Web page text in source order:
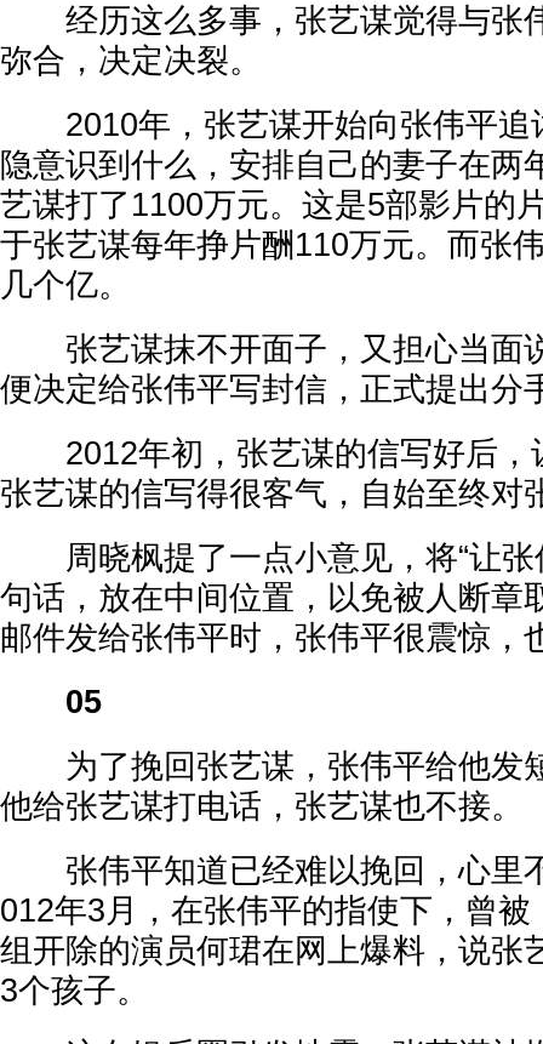
经历这么多事，张艺谋觉得与张
弥合，决定决裂。
2010年，张艺谋开始向张伟平追
隐意识到什么，安排自己的妻子在两
艺谋打了1100万元。这是5部影片的
于张艺谋每年挣片酬110万元。而张
几个亿。
张艺谋抹不开面子，又担心当面
便决定给张伟平写封信，正式提出分
2012年初，张艺谋的信写好后，
张艺谋的信写得很客气，自始至终对
周晓枫提了一点小意见，将“让张
句话，放在中间位置，以免被人断章
邮件发给张伟平时，张伟平很震惊，
05
为了挽回张艺谋，张伟平给他发
他给张艺谋打电话，张艺谋也不接。
张伟平知道已经难以挽回，心里
012年3月，在张伟平的指使下，曾
组开除的演员何珺在网上爆料，说张
3个孩子。